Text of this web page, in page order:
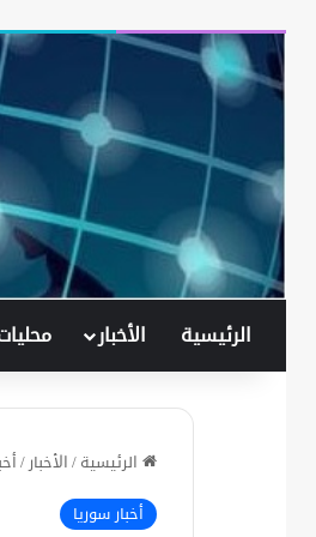
الرئيسية الأخبار
الرئيسية/الأخبار/
أخبار سوريا